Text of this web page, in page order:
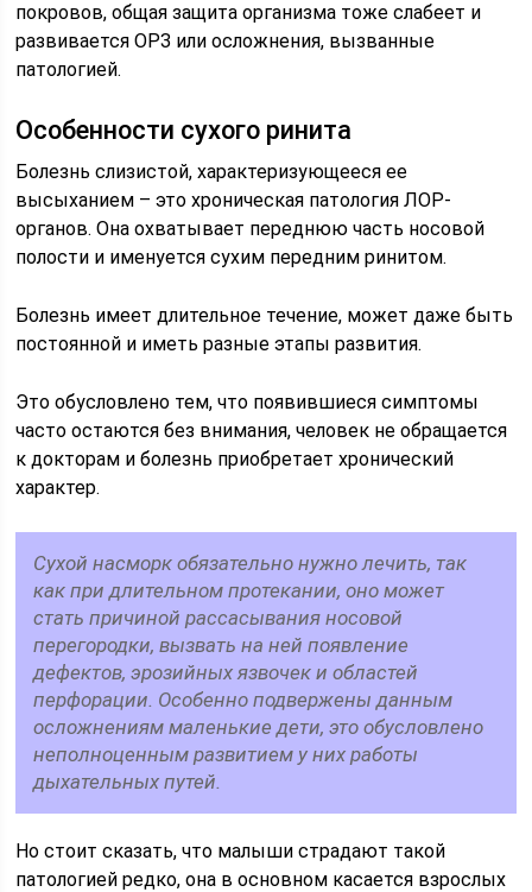
покровов, общая защита организма тоже слабеет и
развивается ОРЗ или осложнения, вызванные
патологией.
Особенности сухого ринита
Болезнь слизистой, характеризующееся ее
высыханием – это хроническая патология ЛОР-
органов. Она охватывает переднюю часть носовой
полости и именуется сухим передним ринитом.
Болезнь имеет длительное течение, может даже быть
постоянной и иметь разные этапы развития.
Это обусловлено тем, что появившиеся симптомы
часто остаются без внимания, человек не обращается
к докторам и болезнь приобретает хронический
характер.
Сухой насморк обязательно нужно лечить, так
как при длительном протекании, оно может
стать причиной рассасывания носовой
перегородки, вызвать на ней появление
дефектов, эрозийных язвочек и областей
перфорации. Особенно подвержены данным
осложнениям маленькие дети, это обусловлено
неполноценным развитием у них работы
дыхательных путей.
Но стоит сказать, что малыши страдают такой
патологией редко, она в основном касается взрослых